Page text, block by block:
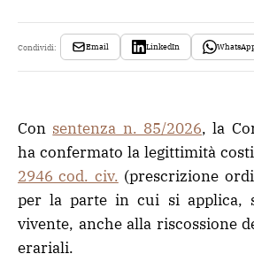
Condividi: Email LinkedIn
Con sentenza n. 85/2026, la
ha confermato la legittimità
2946 cod. civ. (prescrizione
per la parte in cui si applica,
vivente, anche alla riscossione
erariali.